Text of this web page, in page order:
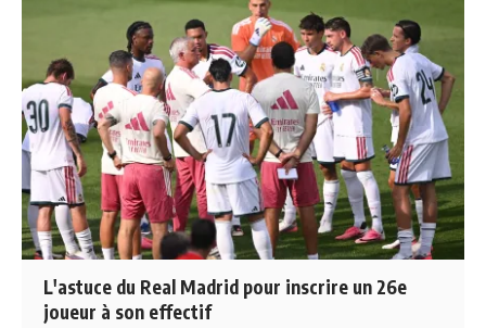
L'astuce du Real Madrid pour inscrire un 26e
joueur à son effectif